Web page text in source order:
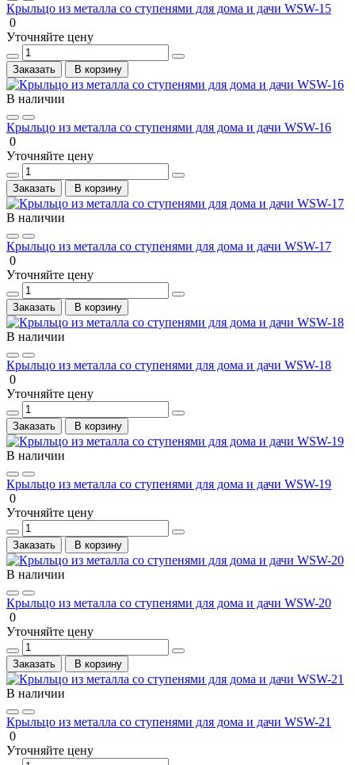
Крыльцо из металла со ступенями для дома и дачи WSW-15
0
Уточняйте цену
Заказать В корзину
В наличии
Крыльцо из металла со ступенями для дома и дачи WSW-16
0
Уточняйте цену
Заказать В корзину
В наличии
Крыльцо из металла со ступенями для дома и дачи WSW-17
0
Уточняйте цену
Заказать В корзину
В наличии
Крыльцо из металла со ступенями для дома и дачи WSW-18
0
Уточняйте цену
Заказать В корзину
В наличии
Крыльцо из металла со ступенями для дома и дачи WSW-19
0
Уточняйте цену
Заказать В корзину
В наличии
Крыльцо из металла со ступенями для дома и дачи WSW-20
0
Уточняйте цену
Заказать В корзину
В наличии
Крыльцо из металла со ступенями для дома и дачи WSW-21
0
Уточняйте цену